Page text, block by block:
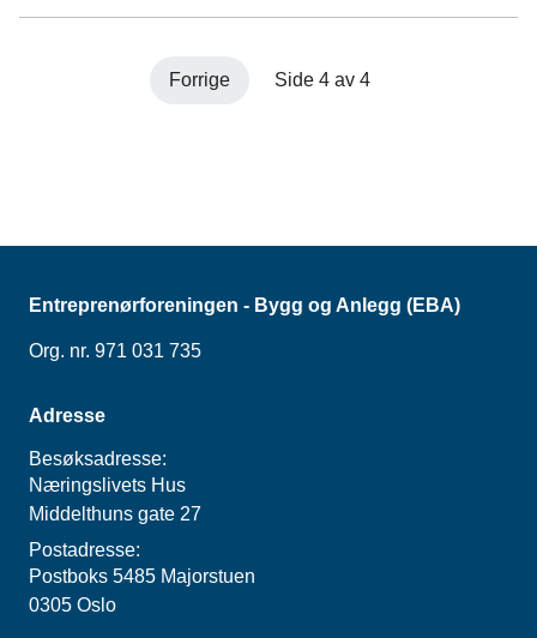
er å utvikle kunnskap,
koordinering mellom
ulike faser og ulike
Forrige Side 4 av 4
Entreprenørforeningen - Bygg og Anlegg (EBA)
Org. nr. 971 031 735
Adresse
Besøksadresse:
Næringslivets Hus
Middelthuns gate 27
Postadresse:
Postboks 5485 Majorstuen
0305 Oslo